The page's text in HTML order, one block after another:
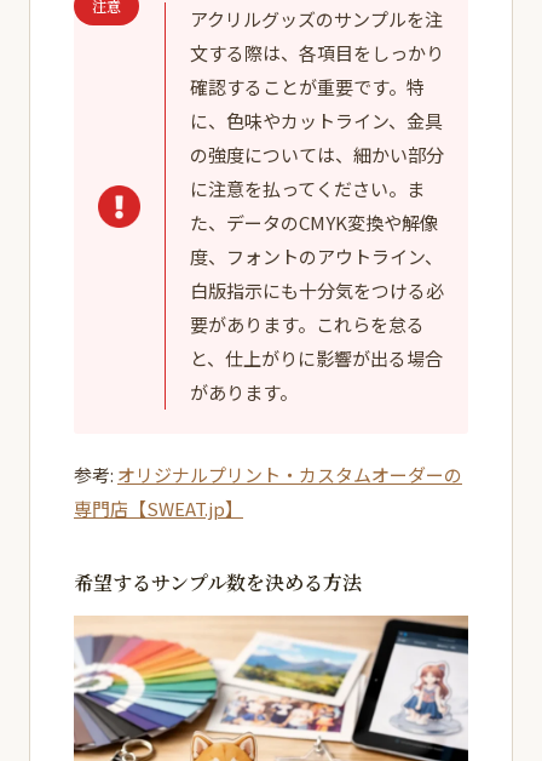
注意
アクリルグッズのサンプルを注
文する際は、各項目をしっかり
確認することが重要です。特
に、色味やカットライン、金具
の強度については、細かい部分
に注意を払ってください。ま
た、データのCMYK変換や解像
度、フォントのアウトライン、
白版指示にも十分気をつける必
要があります。これらを怠る
と、仕上がりに影響が出る場合
があります。
参考: オリジナルプリント・カスタムオーダーの
専門店【SWEAT.jp】
希望するサンプル数を決める方法